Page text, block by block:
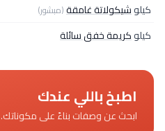
كيلوشيكولاتة غامقة(مبشور)
كيلوكريمة خفق سائلة
اطبخ باللي عندك
ابحث عن وصفات بناءً على مكوناتك.